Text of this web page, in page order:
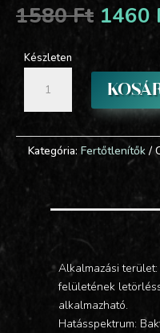
1580Ft
price
1580
1460
Készleten
fertőtlenítő
kendő
mennyiség
Kategória: Fertőtlenítők
Alkalmazási
felületének
alkalmazható.
Hatásspektrum: